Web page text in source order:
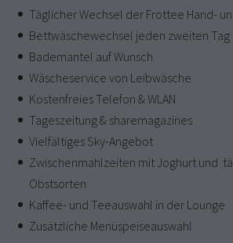
Täglicher Wechsel der Frottee Hand-
Bettwäschewechsel jeden zweiten Tag
Bademantel auf Wunsch
Wäscheservice von Leibwäsche
Kostenfreies Telefon & WLAN
Tageszeitung & sharemagazines
Vielfältiges Sky-Angebot
Zwischenmahlzeiten mit Joghurt und
Obstsorten
Kaffee- und Teeauswahl in der Lounge
Zusätzliche Menüspeiseauswahl